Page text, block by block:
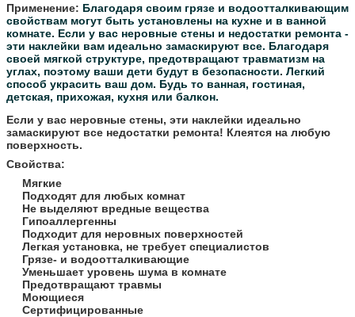
Применение: Благодаря своим грязе и водоотталкивающим
свойствам могут быть установлены на кухне и в ванной
комнате. Если у вас неровные стены и недостатки ремонта -
эти наклейки вам идеально замаскируют все. Благодаря
своей мягкой структуре, предотвращают травматизм на
углах, поэтому ваши дети будут в безопасности. Легкий
способ украсить ваш дом. Будь то ванная, гостиная,
детская, прихожая, кухня или балкон.
Если у вас неровные стены, эти наклейки идеально
замаскируют все недостатки ремонта! Клеятся на любую
поверхность.
Свойства:
Мягкие
Подходят для любых комнат
Не выделяют вредные вещества
Гипоаллергенны
Подходит для неровных поверхностей
Легкая установка, не требует специалистов
Грязе- и водоотталкивающие
Уменьшает уровень шума в комнате
Предотвращают травмы
Моющиеся
Сертифицированные